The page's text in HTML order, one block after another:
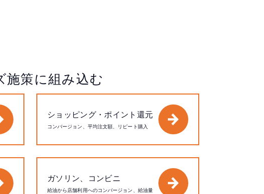
策に組み込む
ショッピング・ポイント還元
コンバージョン、平均注文額、リピート購入
ガソリン、コンビニ
給油から店舗利用へのコンバージョン、給油量